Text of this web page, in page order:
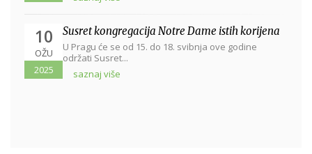
10
OŽU
2025
Susret kongregacija Notre Dame istih korijena
U Pragu će se od 15. do 18. svibnja ove godine
održati Susret...
saznaj više